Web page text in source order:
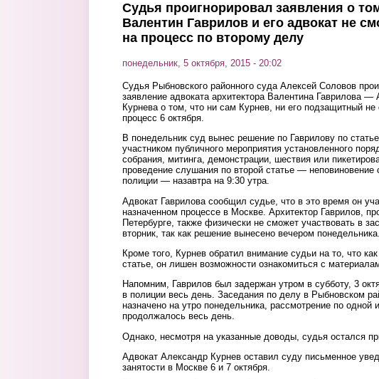
Судья проигнорировал заявления о
Валентин Гаврилов и его адвокат не
на процесс по второму делу
понедельник, 5 октября, 2015 - 20:02
Судья Рыбновского районного суда Алексей Соловов
заявление адвоката архитектора Валентина Гаврилова —
Курнева о том, что ни сам Курнев, ни его подзащитный не
процесс 6 октября.
В понедельник суд вынес решение по Гаврилову по
участником публичного мероприятия установленного
собрания, митинга, демонстрации, шествия или
проведение слушания по второй статье — неповиновение
полиции — назавтра на 9:30 утра.
Адвокат Гаврилова сообщил судье, что в это время он
назначенном процессе в Москве. Архитектор Гаврилов,
Петербурге, также физически не сможет участвовать в
вторник, так как решение вынесено вечером понедельника.
Кроме того, Курнев обратил внимание судьи на то, что
статье, он лишен возможности ознакомиться с
Напомним, Гаврилов был задержан утром в субботу, 3
в полиции весь день. Заседания по делу в Рыбновском
назначено на утро понедельника, рассмотрение по одной
продолжалось весь день.
Однако, несмотря на указанные доводы, судья остался
Адвокат Александр Курнев оставил суду письменное
занятости в Москве 6 и 7 октября.